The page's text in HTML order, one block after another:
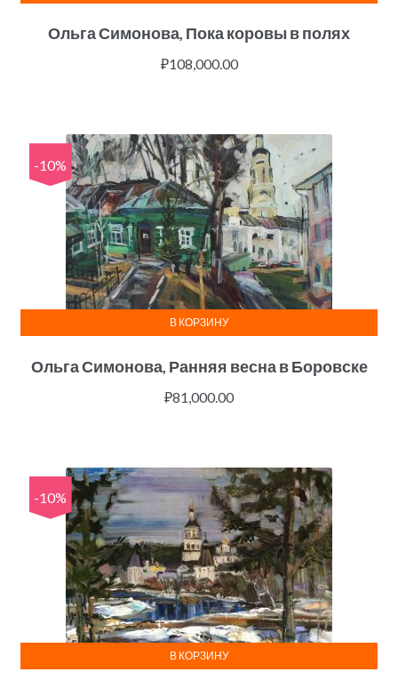
Ольга Симонова, Пока коровы в полях
₽108,000.00
-10%
Ольга Симонова, Ранняя весна в Боровске
₽81,000.00
В КОРЗИНУ
-10%
В КОРЗИНУ